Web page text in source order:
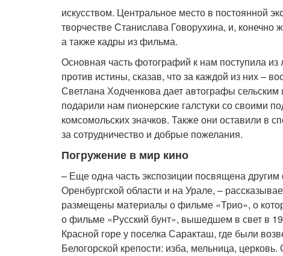
искусством. Центральное место в постоянной
творчестве Станислава Говорухина, и,
а также кадры из фильма.
Основная часть фотографий к нам поступила
против истины, сказав, что за каждой из них –
Светлана Ходченкова дает автографы
подарили нам пионерские галстуки со своими
комсомольских значков. Также они оставили в
за сотрудничество и добрые пожелания.
Погружение в мир кино
– Еще одна часть экспозиции посвящена
Оренбургской области и на Урале, –
размещены материалы о фильме «Трио», о
о фильме «Русский бунт», вышедшем в свет в
Красной горе у поселка Саракташ, где были
Белогорской крепости: изба, мельница,